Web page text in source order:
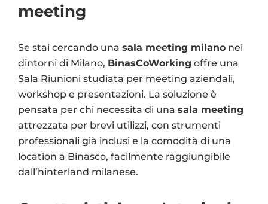
meeting
Se stai cercando una sala meeting milano nei
dintorni di Milano, BinasCoWorking offre una
Sala Riunioni studiata per meeting aziendali,
workshop e presentazioni. La soluzione è
pensata per chi necessita di una sala meeting
attrezzata per brevi utilizzi, con strumenti
professionali già inclusi e la comodità di una
location a Binasco, facilmente raggiungibile
dall’hinterland milanese.